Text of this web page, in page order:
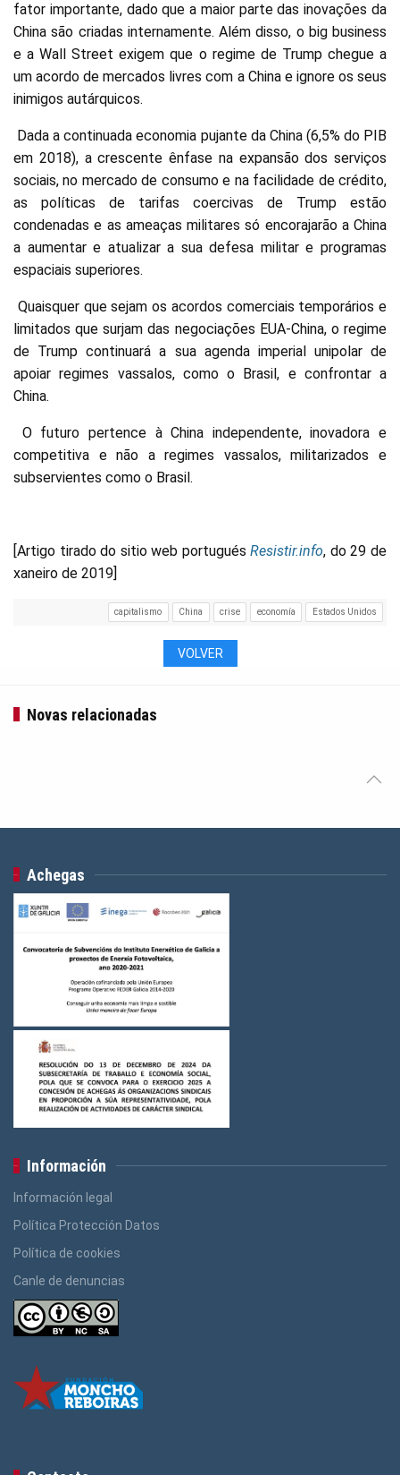
fator importante, dado que a maior parte das inovações da
China são criadas internamente. Além disso, o big business
e a Wall Street exigem que o regime de Trump chegue a
um acordo de mercados livres com a China e ignore os seus
inimigos autárquicos.
Dada a continuada economia pujante da China (6,5% do PIB
em 2018), a crescente ênfase na expansão dos serviços
sociais, no mercado de consumo e na facilidade de crédito,
as políticas de tarifas coercivas de Trump estão
condenadas e as ameaças militares só encorajarão a China
a aumentar e atualizar a sua defesa militar e programas
espaciais superiores.
Quaisquer que sejam os acordos comerciais temporários e
limitados que surjam das negociações EUA-China, o regime
de Trump continuará a sua agenda imperial unipolar de
apoiar regimes vassalos, como o Brasil, e confrontar a
China.
O futuro pertence à China independente, inovadora e
competitiva e não a regimes vassalos, militarizados e
subservientes como o Brasil.
[Artigo tirado do sitio web portuguésResistir.info, do 29 de
xaneiro de 2019]
capitalismo China crise economía Estados Unidos
VOLVER
Novas relacionadas
Achegas
Información
Información legal
Política Protección Datos
Política de cookies
Canle de denuncias